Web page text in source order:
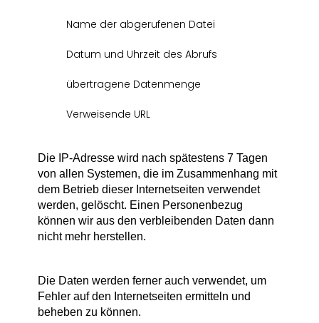
Name der abgerufenen Datei
Datum und Uhrzeit des Abrufs
übertragene Datenmenge
Verweisende URL
Die IP-Adresse wird nach spätestens 7 Tagen
von allen Systemen, die im Zusammenhang mit
dem Betrieb dieser Internetseiten verwendet
werden, gelöscht. Einen Personenbezug
können wir aus den verbleibenden Daten dann
nicht mehr herstellen.
Die Daten werden ferner auch verwendet, um
Fehler auf den Internetseiten ermitteln und
beheben zu können.